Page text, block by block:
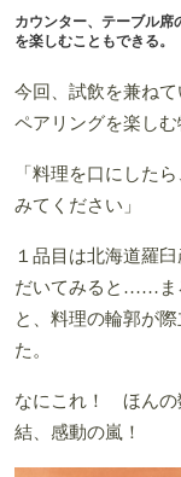
カウンター、テーブル席
を楽しむこともできる。
今回、試飲を兼ね
ペアリングを楽しむ
「料理を口にした
みてください」
１品目は北海道羅
だいてみると……ま
と、料理の輪郭が
た。
なにこれ！ ほんの
結、感動の嵐！